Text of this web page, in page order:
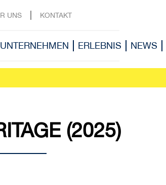
UNS KONTAKT
UNTERNEHMEN ERLEBNIS NEWS
(2025)